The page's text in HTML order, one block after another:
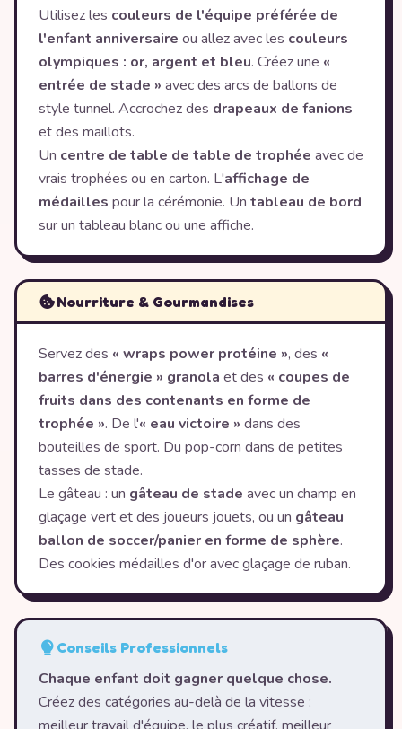
Utilisez les couleurs de l'équipe préférée de
l'enfant anniversaire ou allez avec les couleurs
olympiques : or, argent et bleu. Créez une «
entrée de stade » avec des arcs de ballons de
style tunnel. Accrochez des drapeaux de fanions
et des maillots.
Un centre de table de table de trophée avec de
vrais trophées ou en carton. L'affichage de
médailles pour la cérémonie. Un tableau de bord
sur un tableau blanc ou une affiche.
Nourriture & Gourmandises
Servez des « wraps power protéine », des «
barres d'énergie » granola et des « coupes de
fruits dans des contenants en forme de
trophée ». De l'« eau victoire » dans des
bouteilles de sport. Du pop-corn dans de petites
tasses de stade.
Le gâteau : un gâteau de stade avec un champ en
glaçage vert et des joueurs jouets, ou un gâteau
ballon de soccer/panier en forme de sphère.
Des cookies médailles d'or avec glaçage de ruban.
Conseils Professionnels
Chaque enfant doit gagner quelque chose.
Créez des catégories au-delà de la vitesse :